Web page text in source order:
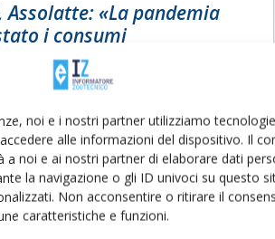
noi e i nostri partner utilizziamo
alle informazioni del dispositivo. Il
noi e ai nostri partner di elaborare dati
la navigazione o gli ID univoci su questo
Non acconsentire o ritirare il
caratteristiche e funzioni.
Assolatte: «La pandemia
i consumi
alla gdo»
8 Settembre 2021
Pagina 2 di 2